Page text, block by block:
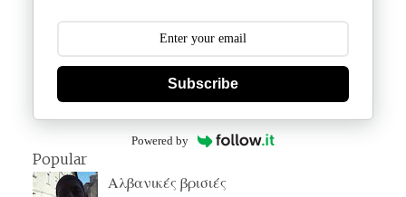
Subscribe
Powered by
Popular
Αλβανικές βρισιές